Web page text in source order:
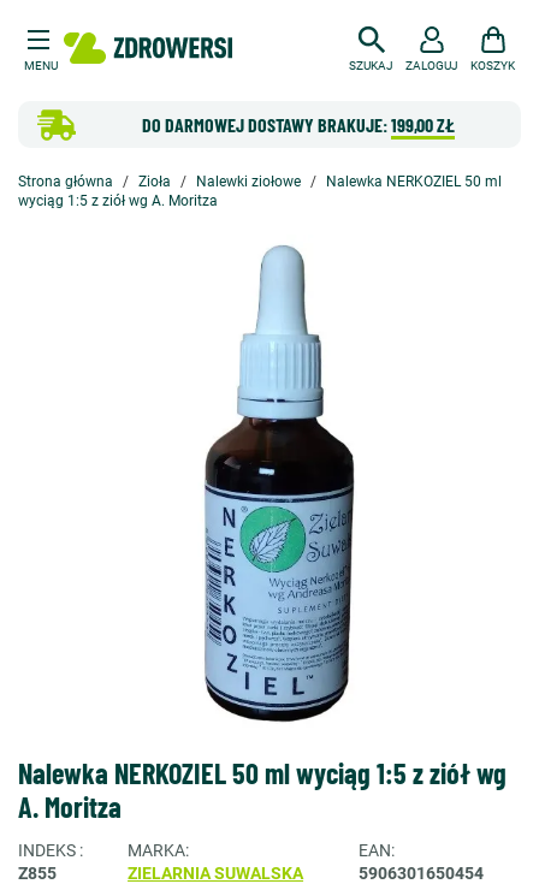
MENU SZUKAJ
DO DARMOWEJ DOSTAWY BRAKUJE:199,00 ZŁ
ZALOGUJ KOSZYK
Strona główna Zioła Nalewki ziołowe
Nalewka NERKOZIEL 50 ml
wyciąg 1:5 z ziół wg A. Moritza
Nalewka NERKOZIEL 50 ml wyciąg 1:5 z ziół wg
A. Moritza
INDEKS
Z855
MARKA
ZIELARNIA SUWALSKA
EAN
5906301650454